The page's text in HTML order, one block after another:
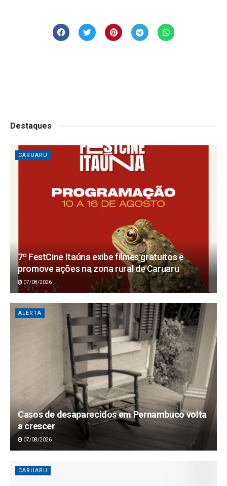
Destaques
CARUARU
7º FestCine Itaúna exibe filmes gratuitos e
promove ações na zona rural de Caruaru
07/08/2026
ALERTA
Casos de desaparecidos em Pernambuco volta
a crescer
07/08/2026
CARUARU